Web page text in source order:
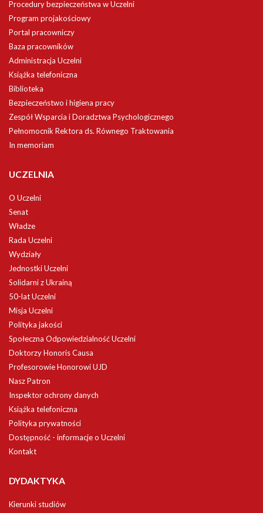
Procedury bezpieczeństwa w Uczelni
Program projakościowy
Portal pracowniczy
Baza pracowników
Administracja Uczelni
Książka telefoniczna
Biblioteka
Bezpieczeństwo i higiena pracy
Zespół Wsparcia i Doradztwa Psychologicznego
Pełnomocnik Rektora ds. Równego Traktowania
In memoriam
UCZELNIA
O Uczelni
Senat
Władze
Rada Uczelni
Wydziały
Jednostki Uczelni
Solidarni z Ukrainą
50-lat Uczelni
Misja Uczelni
Polityka jakości
Społeczna Odpowiedzialność Uczelni
Doktorzy Honoris Causa
Profesorowie Honorowi UJD
Nasz Patron
Inspektor ochrony danych
Książka telefoniczna
Polityka prywatności
Dostępność - informacje o Uczelni
Kontakt
DYDAKTYKA
Kierunki studiów